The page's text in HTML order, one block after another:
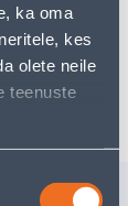
ka oma
kes
olete neile
teenuste